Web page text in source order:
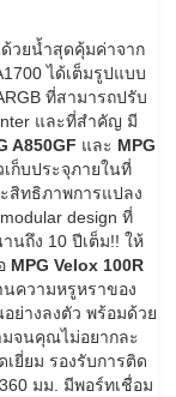
วยน้ำสุดคุ้มค่าจาก
ได้เต็มรูปแบบ
ที่สามารถปรับ
และที่สำคัญ มี
A850GF และ MPG
ก็บประจุภายในที่
สิทธิภาพการแปลง
design ที่
นถึง 10 ปีเต็ม!! ให้
MPG Velox 100R
นความหรูหราของ
ย่างลงตัว พร้อมด้วย
มจนคุณไม่อยากละ
ยี่ยม รองรับการติด
มม. มีพอร์ทเชื่อม